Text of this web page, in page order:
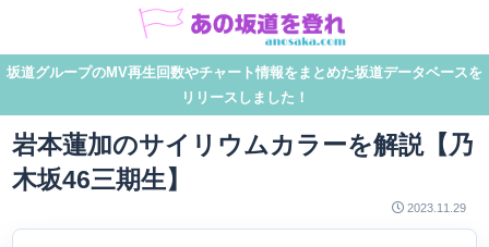
坂道グループのMV再生回数やチャート情報をまとめた坂道データベースを
リリースしました！
岩本蓮加のサイリウムカラーを解説【乃
木坂46三期生】
2023.11.29